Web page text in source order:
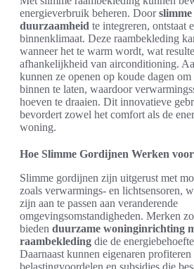
energieverbruik beheren. Door
duurzaamheid te integreren, ontstaat
binnenklimaat. Deze raambekleding
wanneer het te warm wordt, wat
afhankelijkheid van airconditioning.
kunnen ze openen op koude dagen
binnen te laten, waardoor
hoeven te draaien. Dit innovatieve
bevordert zowel het comfort als de
woning.
Hoe Slimme Gordijnen Werken
Slimme gordijnen zijn uitgerust met
zoals verwarmings- en lichtsensoren,
zijn aan te passen aan veranderende
omgevingsomstandigheden. Merken
bieden duurzame woninginrichting
raambekleding die de
Daarnaast kunnen eigenaren profiteren
belastingvoordelen en subsidies die